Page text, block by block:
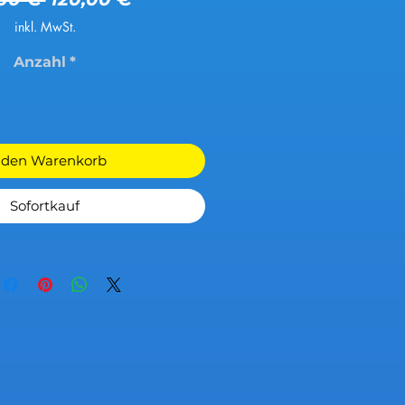
inkl. MwSt.
Anzahl *
Warenkorb
Sofortkauf